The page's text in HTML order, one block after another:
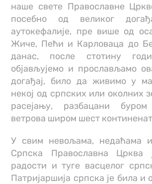
наше свете Православне
посебно од великог
аутокефалије, пре више од
Жиче, Пећи и Карловаца до
данас, после стотину
објављујемо и прослављамо
догађај, било да живимо у
некој од српских или околних
расејању, разбацани буром
ветрова широм шест
У свим невољама, недаћама
Српска Православна Црква
радости и туге васцелог
Патријаршија српска је била и